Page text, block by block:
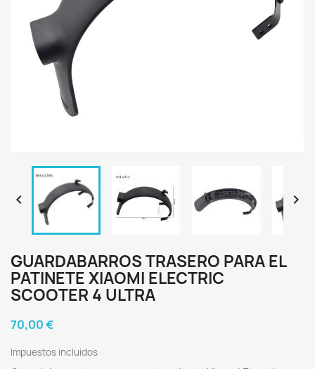
 
GUARDABARROS TRASERO PARA EL
PATINETE XIAOMI ELECTRIC
SCOOTER 4 ULTRA
70,00 €
Impuestos incluidos